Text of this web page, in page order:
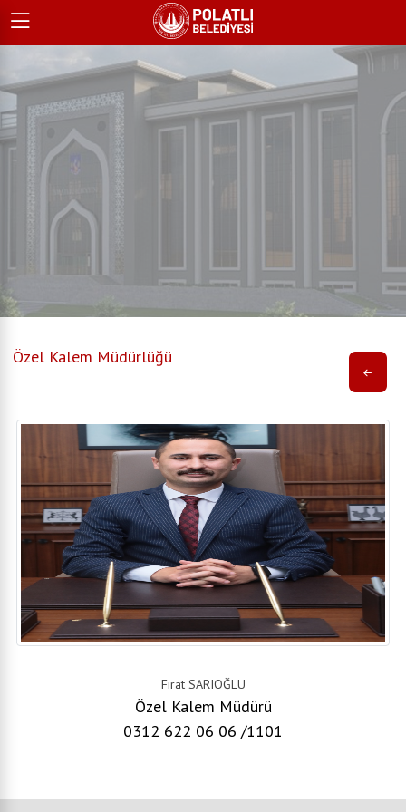
Özel Kalem Müdürlüğü
Fırat SARIOĞLU
Özel Kalem Müdürü
0312 622 06 06 /1101